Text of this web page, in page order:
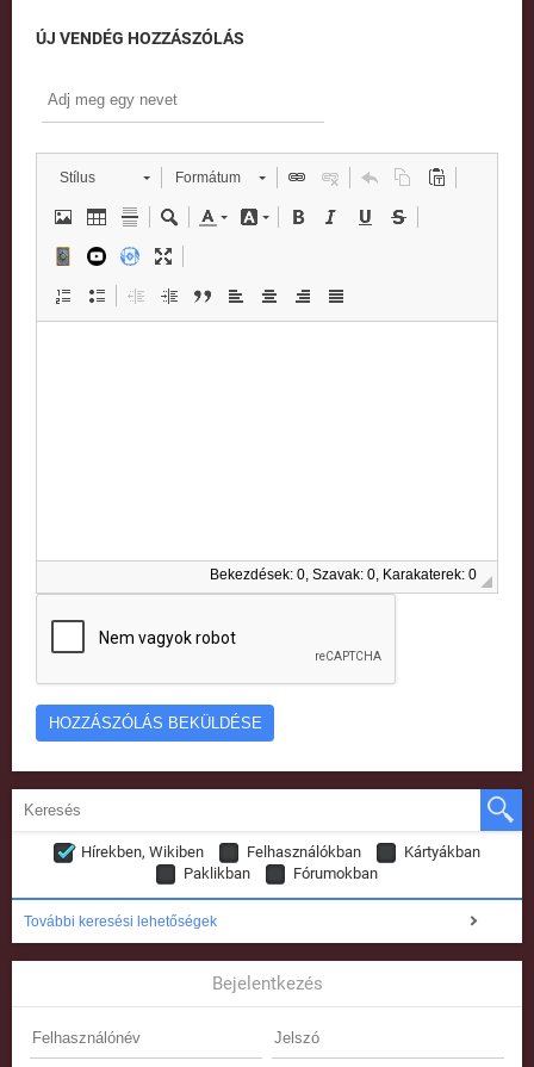
ÚJ VENDÉG HOZZÁSZÓLÁS
Stílus Formátum
Bekezdések: 0, Szavak: 0, Karakaterek: 0
Hírekben, Wikiben Felhasználókban
Kártyákban
Paklikban
Fórumokban
További keresési lehetőségek
Bejelentkezés